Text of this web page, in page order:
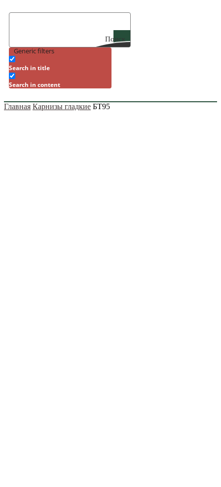
Поиск
Generic filters
Search in title
Search in content
Главная Карнизы гладкие БТ95